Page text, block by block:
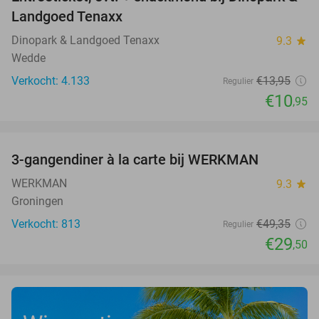
Landgoed Tenaxx
Dinopark & Landgoed Tenaxx 9.3 star
Wedde
Verkocht: 4.133
Regulier €13,95
€10,95
3-gangendiner à la carte bij WERKMAN
WERKMAN 9.3 star
Groningen
Verkocht: 813
Regulier €49,35
€29,50